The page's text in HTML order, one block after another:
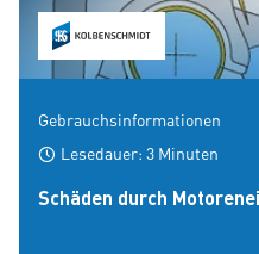
Gebrauchsinformationen
Lesedauer: 3 Minuten
Schäden durch